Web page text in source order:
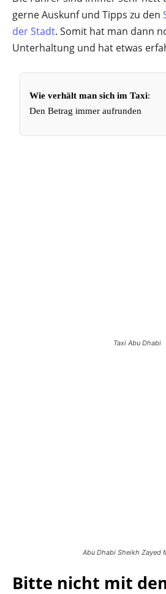
gerne Auskunf und Tipps zu den
der Stadt. Somit hat man dann
Unterhaltung und hat etwas
Wie verhält man sich im Taxi:
Den Betrag immer aufrunden
Taxi Abu Dhabi
Abu Dhabi Sheikh Zayed
Bitte nicht mit